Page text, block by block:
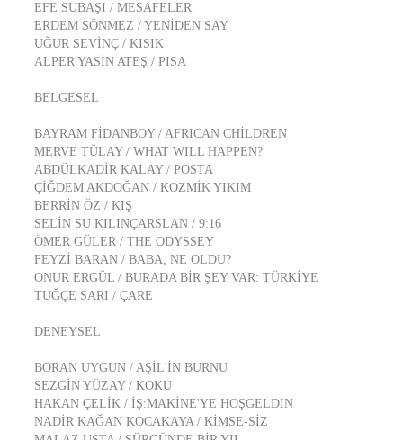
EFE SUBAŞI / MESAFELER
ERDEM SÖNMEZ / YENİDEN SAY
UĞUR SEVİNÇ / KISIK
ALPER YASİN ATEŞ / PISA
BELGESEL
BAYRAM FİDANBOY / AFRICAN CHİLDREN
MERVE TÜLAY / WHAT WILL HAPPEN?
ABDÜLKADİR KALAY / POSTA
ÇİĞDEM AKDOĞAN / KOZMİK YIKIM
BERRİN ÖZ / KIŞ
SELİN SU KILINÇARSLAN / 9:16
ÖMER GÜLER / THE ODYSSEY
FEYZİ BARAN / BABA, NE OLDU?
ONUR ERGÜL / BURADA BİR ŞEY VAR: TÜRKİYE
TUĞÇE SARI / ÇARE
DENEYSEL
BORAN UYGUN / AŞİL'İN BURNU
SEZGİN YÜZAY / KOKU
HAKAN ÇELİK / İŞ:MAKİNE'YE HOŞGELDİN
NADİR KAĞAN KOCAKAYA / KİMSE-SİZ